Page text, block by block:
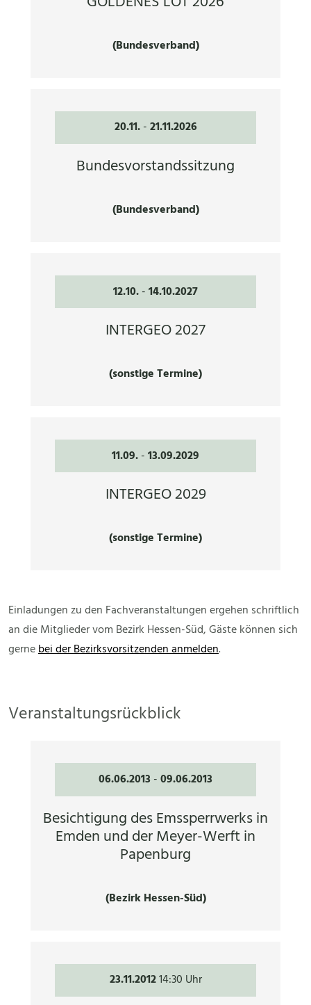
(Bundesverband)
20.11. -21.11.2026
Bundesvorstandssitzung
(Bundesverband)
12.10.-14.10.2027
INTERGEO 2027
(sonstige Termine)
11.09.-13.09.2029
INTERGEO 2029
(sonstige Termine)
Einladungen zu den Fachveranstaltungen ergehen schriftlich
an die Mitglieder vom Bezirk Hessen-Süd, Gäste können sich
gernebei der Bezirksvorsitzenden anmelden.
Veranstaltungsrückblick
06.06.2013 -09.06.2013
Besichtigung des Emssperrwerks in
Emden und der Meyer-Werft in
Papenburg
(Bezirk Hessen-Süd)
23.11.201214:30 Uhr